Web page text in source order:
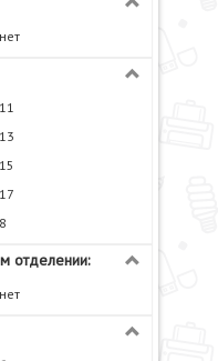
нет
11
13
15
17
8
отделении:
нет